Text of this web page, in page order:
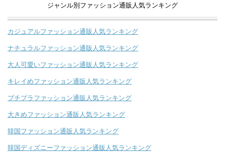
ジャンル別ファッション通販人気ランキング
カジュアルファッション通販人気ランキング
ナチュラルファッション通販人気ランキング
大人可愛いファッション通販人気ランキング
キレイめファッション通販人気ランキング
プチプラファッション通販人気ランキング
大きめファッション通販人気ランキング
韓国ファッション通販人気ランキング
韓国ディズニーファッション通販人気ランキング